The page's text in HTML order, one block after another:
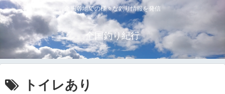
全国各地での様々な釣り情報を発信
全国釣り紀行
トイレあり